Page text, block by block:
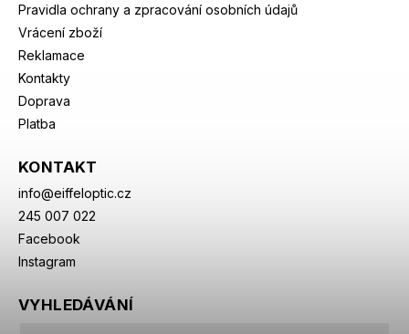
Pravidla ochrany a zpracování osobních údajů
Vrácení zboží
Reklamace
Kontakty
Doprava
Platba
KONTAKT
info@eiffeloptic.cz
245 007 022
Facebook
Instagram
VYHLEDÁVÁNÍ